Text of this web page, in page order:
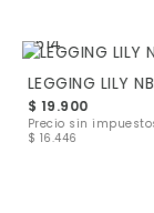
LEGGING LILY
$ 19.900
Precio sin
$ 16.446